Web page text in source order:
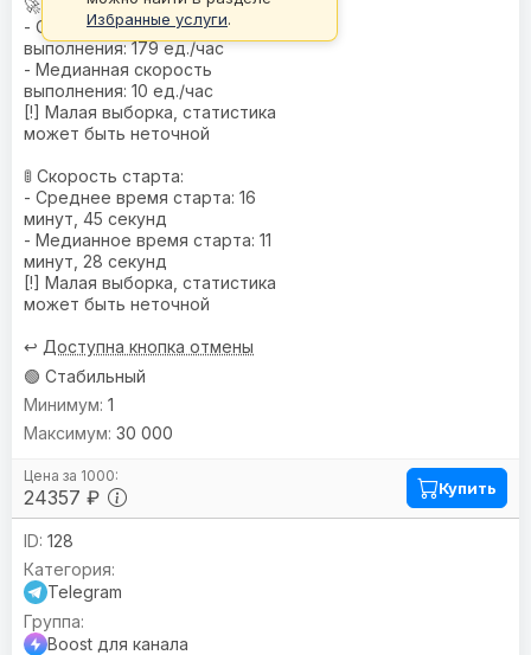
🚀 Скорость:
- Средняя скорость
выполнения: 179 ед./час
- Медианная скорость
выполнения: 10 ед./час
[!] Малая выборка, статистика
может быть неточной
🚦 Скорость старта:
- Среднее время старта: 16
минут, 45 секунд
- Медианное время старта: 11
минут, 28 секунд
[!] Малая выборка, статистика
может быть неточной
↩️ Доступна кнопка отмены
🟢 Стабильный
24357 ₽
1
30 000
Купить
128
Telegram
Boost для канала
Избранные услуги.